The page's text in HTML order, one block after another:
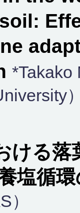
*Takako
ける落
塩循
）